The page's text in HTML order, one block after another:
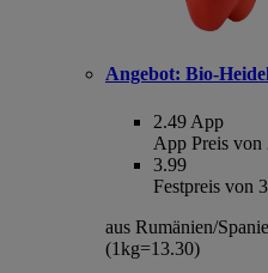
Angebot: Bio-
2.49 App
App Preis von
3.99
Festpreis von
aus Rumänien/
(1kg=13.30)